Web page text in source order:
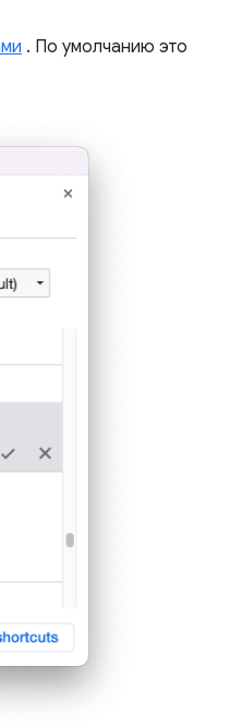
. По умолчанию это